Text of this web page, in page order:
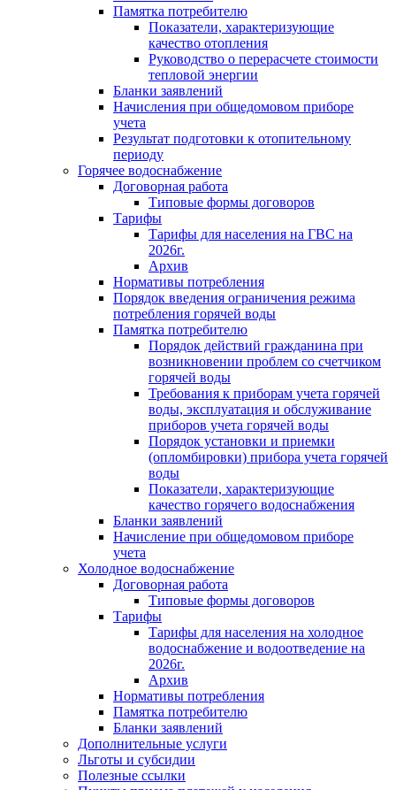
Памятка потребителю
Показатели, характеризующие
качество отопления
Руководство о перерасчете стоимости
тепловой энергии
Бланки заявлений
Начисления при общедомовом приборе
учета
Результат подготовки к отопительному
периоду
Горячее водоснабжение
Договорная работа
Типовые формы договоров
Тарифы
Тарифы для населения на ГВС на
2026г.
Архив
Нормативы потребления
Порядок введения ограничения режима
потребления горячей воды
Памятка потребителю
Порядок действий гражданина при
возникновении проблем со счетчиком
горячей воды
Требования к приборам учета горячей
воды, эксплуатация и обслуживание
приборов учета горячей воды
Порядок установки и приемки
(опломбировки) прибора учета горячей
воды
Показатели, характеризующие
качество горячего водоснабжения
Бланки заявлений
Начисление при общедомовом приборе
учета
Холодное водоснабжение
Договорная работа
Типовые формы договоров
Тарифы
Тарифы для населения на холодное
водоснабжение и водоотведение на
2026г.
Архив
Нормативы потребления
Памятка потребителю
Бланки заявлений
Дополнительные услуги
Льготы и субсидии
Полезные ссылки